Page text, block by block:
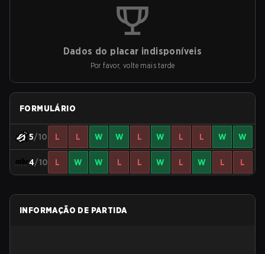
Dados do placar indisponíveis
Por favor, volte mais tarde
FORMULÁRIO
5/10 L L W W L W L L W W
4/10 L W W L L W L W L L
INFORMAÇÃO DE PARTIDA